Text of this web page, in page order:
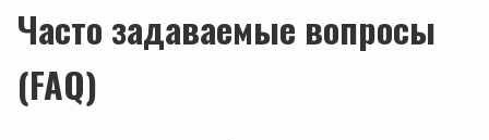
Часто задаваемые вопросы
(FAQ)